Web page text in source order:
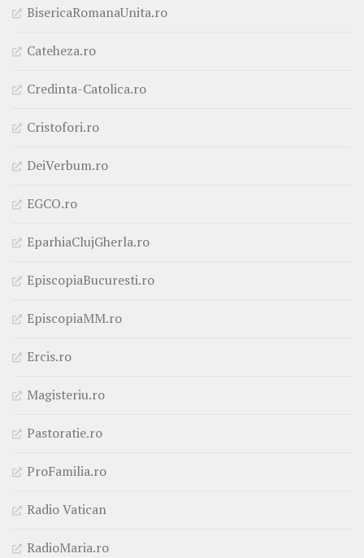
BisericaRomanaUnita.ro
Cateheza.ro
Credinta-Catolica.ro
Cristofori.ro
DeiVerbum.ro
EGCO.ro
EparhiaClujGherla.ro
EpiscopiaBucuresti.ro
EpiscopiaMM.ro
Ercis.ro
Magisteriu.ro
Pastoratie.ro
ProFamilia.ro
Radio Vatican
RadioMaria.ro